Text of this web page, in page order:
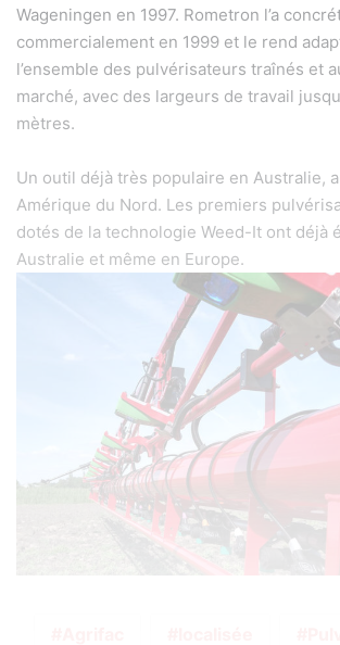
Wageningen en 1997. Rometron l’a
commercialement en 1999 et le rend
l’ensemble des pulvérisateurs traînés et
marché, avec des largeurs de travail
mètres.
Un outil déjà très populaire en Australie,
Amérique du Nord. Les premiers
dotés de la technologie Weed-It ont déjà
Australie et même en Europe.